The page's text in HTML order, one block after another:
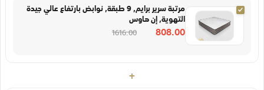
مرتبة سرير برايم, 9 طبقة, نوابض بارتفاع عالي جيدة
التهوية, إن هاوس
808.00
1616.00
+